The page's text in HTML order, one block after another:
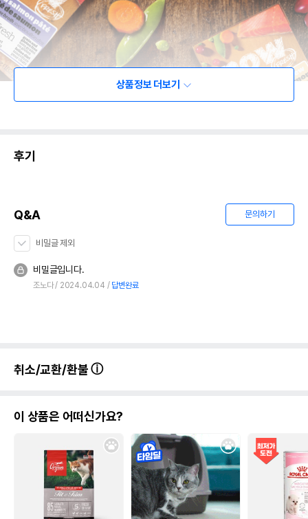
상품정보 더보기
후기
Q&A 문의하기
비밀글 제외
비밀글입니다.
조노다 2024.04.04 답변완료
취소/교환/환불
이 상품은 어떠신가요?